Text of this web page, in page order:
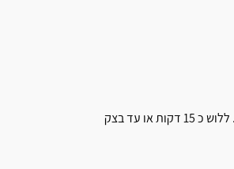
תוך כדי עירבוב להוסיף קמח , תמצית וניל ומלח. לאחר מכן להוסיף בקוביות קטנות חמאה רכה. ללוש כ 15 דקות או עד בצק